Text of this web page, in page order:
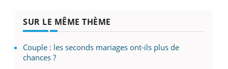
SUR LE MÊME THÈME
Couple : les seconds mariages ont-ils plus de
chances ?